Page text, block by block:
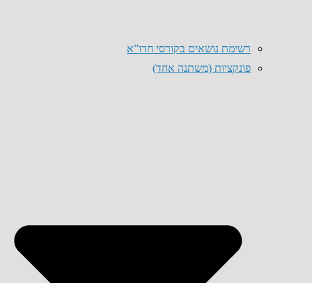
רשימת נושאים בקורסי חדו”א
פונקציות (משתנה אחד)